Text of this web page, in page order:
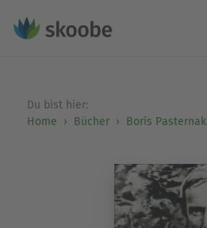
Du bist hier:
Home
Bücher Borís Pasternak